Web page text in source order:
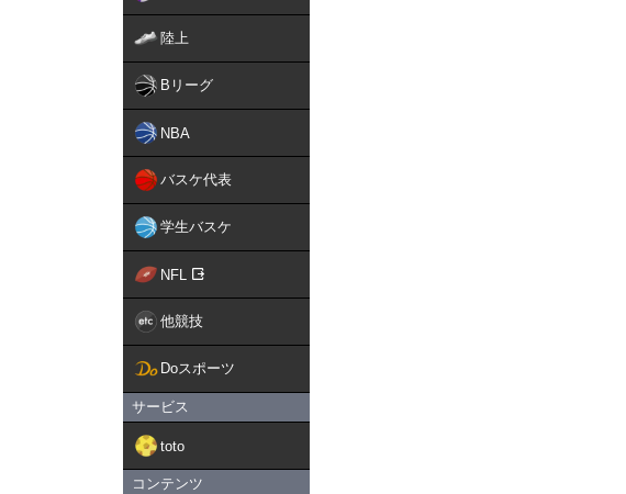
陸上
Bリーグ
NBA
バスケ代表
学生バスケ
NFL
他競技
Doスポーツ
サービス
toto
コンテンツ